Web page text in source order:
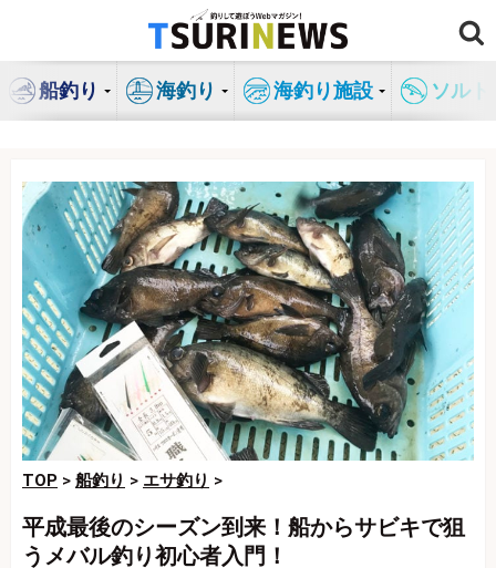
ン
船釣り 海釣り 海釣り施設 ソル
TOP > 船釣り > エサ釣り >
平成最後のシーズン到来！船からサビキで狙
うメバル釣り初心者入門！